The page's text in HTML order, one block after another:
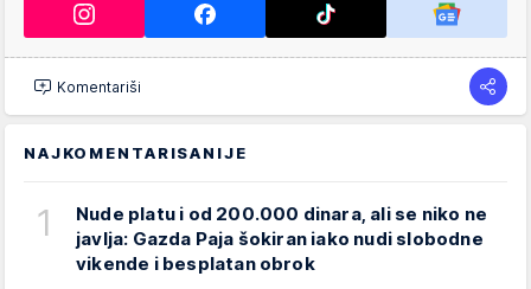
Komentariši
NAJKOMENTARISANIJE
1
Nude platu i od 200.000 dinara, ali se niko ne
javlja: Gazda Paja šokiran iako nudi slobodne
vikende i besplatan obrok